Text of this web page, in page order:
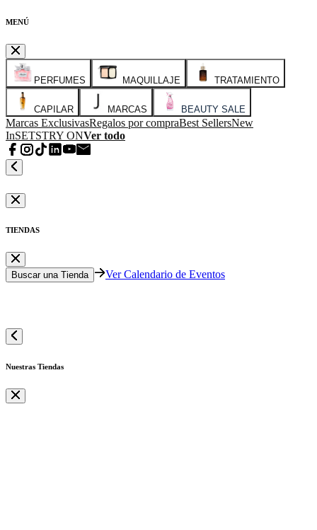
MENÚ
PERFUMES MAQUILLAJE TRATAMIENTO
CAPILAR MARCAS BEAUTY SALE
Marcas ExclusivasRegalos por compraBest SellersNew
InSETSTRY ONVer todo
TIENDAS
Buscar una Tienda Ver Calendario de Eventos
Nuestras Tiendas